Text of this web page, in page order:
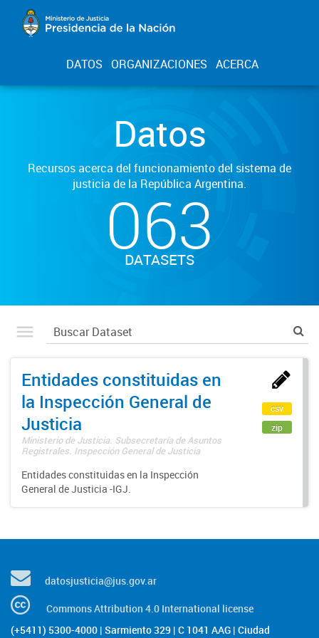
DATOS ORGANIZACIONES ACERCA
Datos
Recursos acerca del funcionamiento del sistema de
justicia de la República Argentina.
063
DATASETS
Entidades constituidas en
la Inspección General de
Justicia
Ministerio de Justicia. Subsecretaría de Asuntos
Registrales. Inspección General de Justicia
Entidades constituidas en la Inspección
General de Justicia -IGJ.
csv
zip
datosjusticia@jus.gov.ar
Commons Attribution 4.0 International license
(+5411) 5300-4000 | Sarmiento 329 | C 1041 AAG | Ciudad